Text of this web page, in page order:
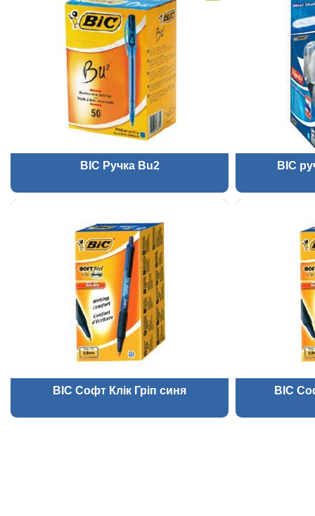
BIC Ручка Bu2 BIC
BIC Софт Клік Гріп синя BIC